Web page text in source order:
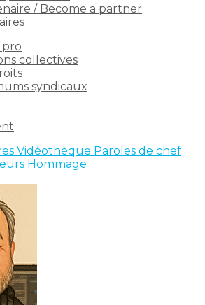
/ Become a partner
pro
collectives
syndicaux
Vidéothèque Paroles de chef
Hommage